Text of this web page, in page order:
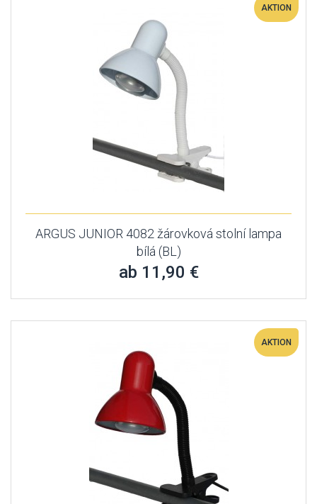
AKTION
ARGUS JUNIOR 4082 žárovková stolní lampa
bílá (BL)
ab 11,90 €
AKTION